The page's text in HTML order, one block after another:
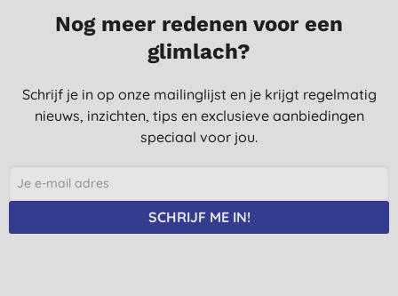
Nog meer redenen voor een
glimlach?
Schrijf je in op onze mailinglijst en je krijgt regelmatig
nieuws, inzichten, tips en exclusieve aanbiedingen
speciaal voor jou.
SCHRIJF ME IN!